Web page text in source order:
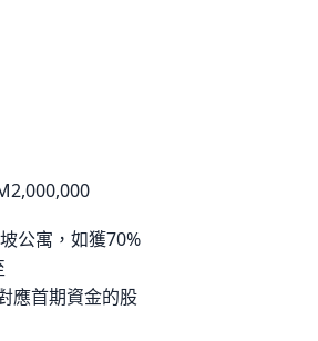
公寓，如獲70%
應首期資金的股